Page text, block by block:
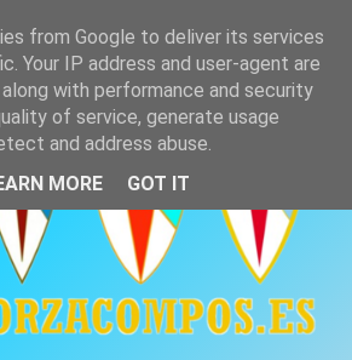
from Google to deliver its services
Your IP address and user-agent are
with performance and security
of service, generate usage
and address abuse.
MORE
GOT IT